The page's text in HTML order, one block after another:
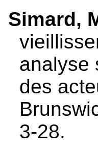
Simard,
analyse
des
3-28.